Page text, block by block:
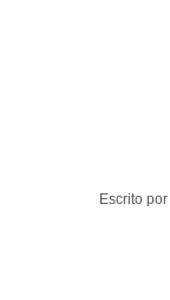
Escrito por